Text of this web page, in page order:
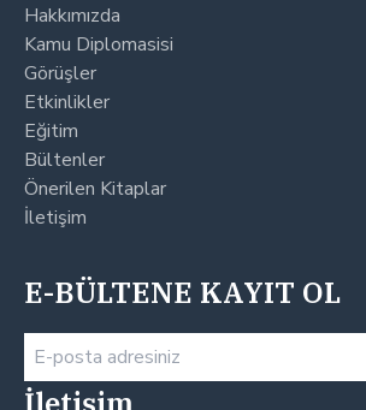
Hakkımızda
Kamu Diplomasisi
Görüşler
Etkinlikler
Eğitim
Bültenler
Önerilen Kitaplar
İletişim
E-BÜLTENE KAYIT OL